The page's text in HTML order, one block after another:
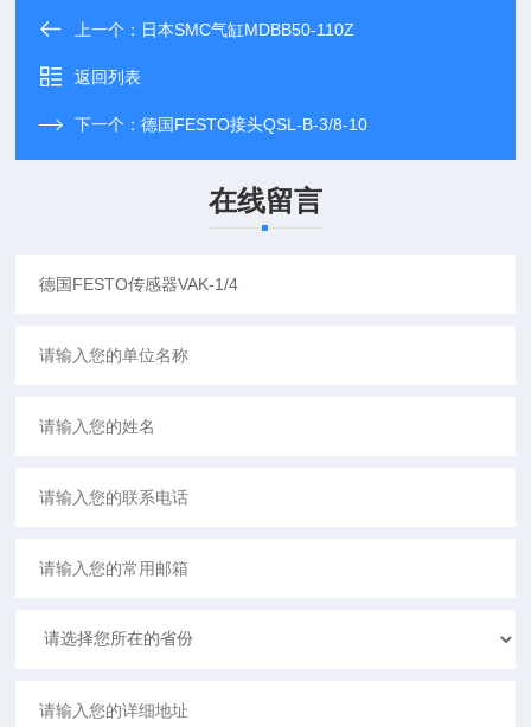
上一个： 日本SMC气缸MDBB50-110Z
返回列表
下一个：德国FESTO接头QSL-B-3/8-10
在线留言